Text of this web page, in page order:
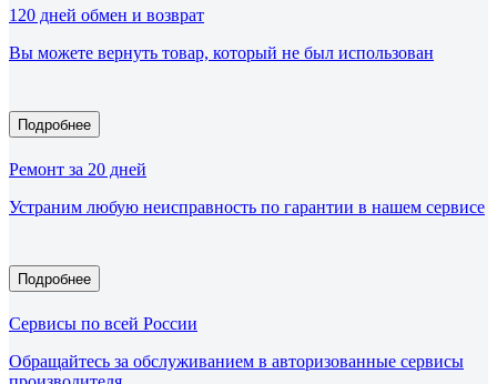
120 дней обмен и возврат
Вы можете вернуть товар, который не был использован
Подробнее
Ремонт за 20 дней
Устраним любую неисправность по гарантии в нашем сервисе
Подробнее
Сервисы по всей России
Обращайтесь за обслуживанием в авторизованные сервисы